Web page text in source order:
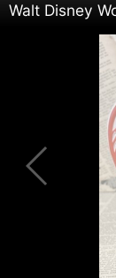
Walt Disney